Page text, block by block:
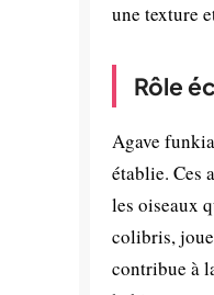
une texture
Rôle
Agave
établie. Ces
les oiseaux
colibris,
contribue à